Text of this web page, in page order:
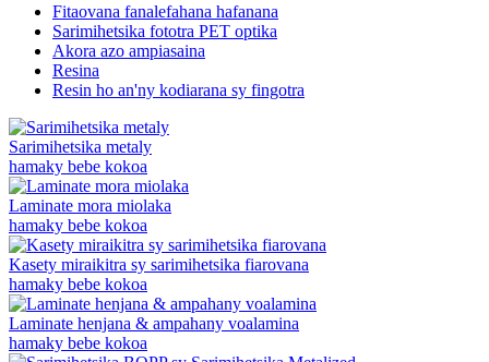
Fitaovana fanalefahana hafanana
Sarimihetsika fototra PET optika
Akora azo ampiasaina
Resina
Resin ho an'ny kodiarana sy fingotra
Sarimihetsika metaly
hamaky bebe kokoa
Laminate mora miolaka
hamaky bebe kokoa
Kasety miraikitra sy sarimihetsika fiarovana
hamaky bebe kokoa
Laminate henjana & ampahany voalamina
hamaky bebe kokoa